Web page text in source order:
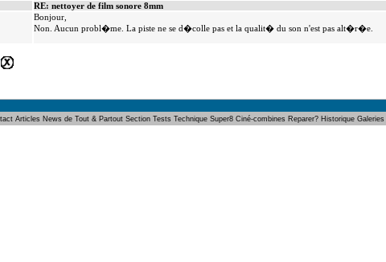
RE: nettoyer de film sonore 8mm
Bonjour,
Non. Aucun probl�me. La piste ne se d�colle pas et la qualit� du son n'est pas alt�r�e.
Articles News de Tout & Partout Section Tests Technique Super8 Ciné-combines Reparer? Historique Galeries